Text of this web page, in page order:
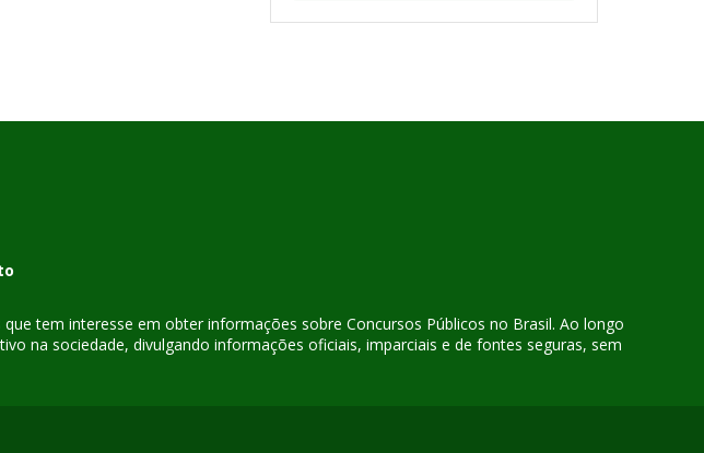
tem interesse em obter informações sobre Concursos Públicos no Brasil. Ao longo
na sociedade, divulgando informações oficiais, imparciais e de fontes seguras, sem